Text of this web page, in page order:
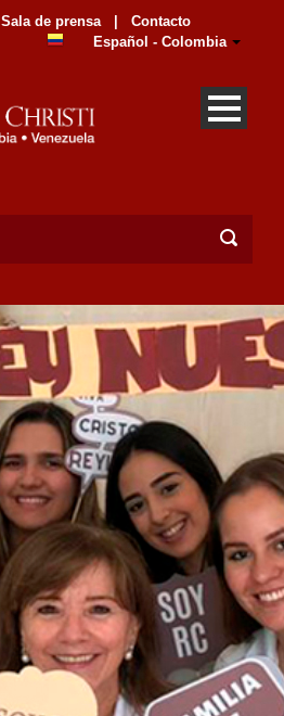
Sala de prensa
Contacto
Español - Colombia